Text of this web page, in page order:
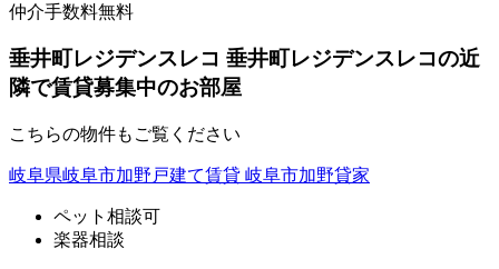
仲介手数料無料
垂井町レジデンスレコ 垂井町レジデンスレコの近
隣で賃貸募集中のお部屋
こちらの物件もご覧ください
岐阜県岐阜市加野戸建て賃貸 岐阜市加野貸家
ペット相談可
楽器相談